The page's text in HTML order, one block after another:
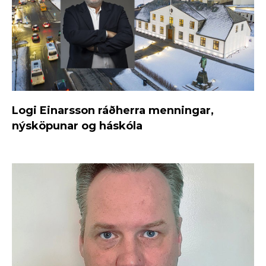
Logi Einarsson ráðherra menningar,
nýsköpunar og háskóla